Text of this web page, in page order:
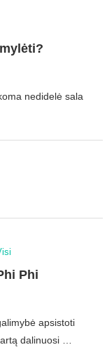
nedidelė sala
Phi
apsistoti
dalinuosi …